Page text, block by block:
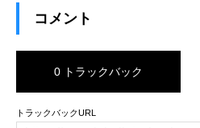
コメント
0 トラックバック
トラックバックURL